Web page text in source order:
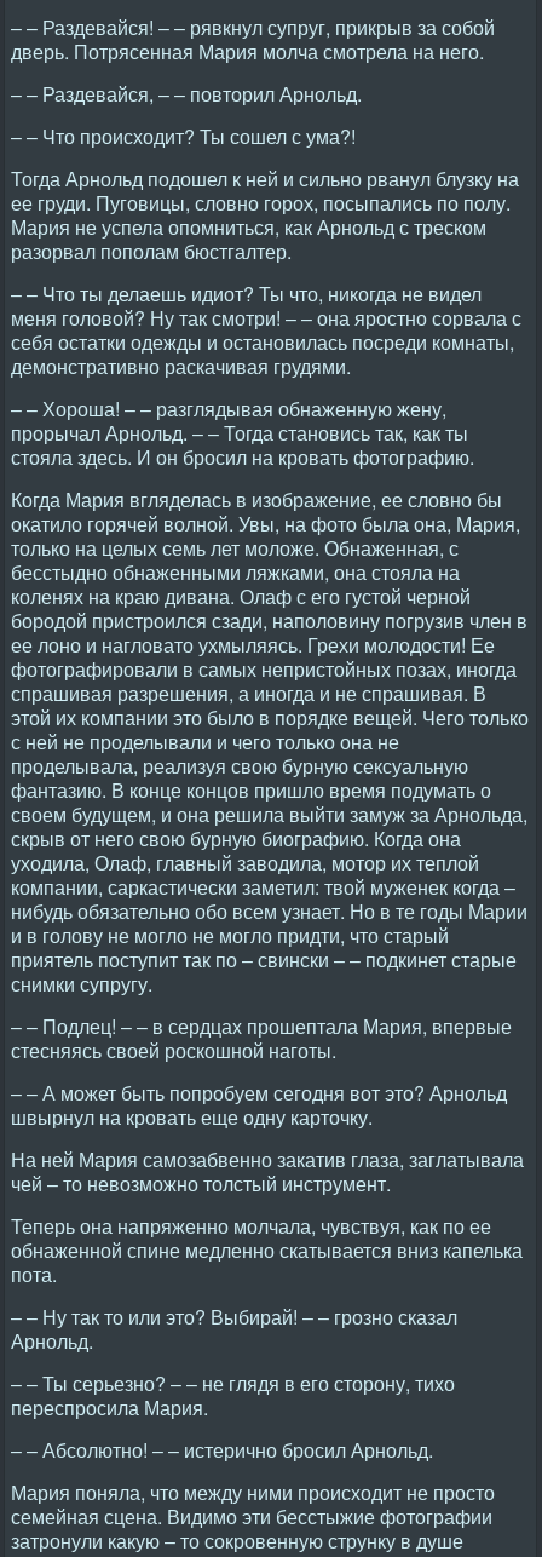
– – Раздевайся! – – рявкнул супруг, прикрыв за собой
дверь. Потрясенная Мария молча смотрела на него.
– – Раздевайся, – – повторил Арнольд.
– – Что происходит? Ты сошел с ума?!
Тогда Арнольд подошел к ней и сильно рванул блузку на
ее груди. Пуговицы, словно горох, посыпались по полу.
Мария не успела опомниться, как Арнольд с треском
разорвал пополам бюстгалтер.
– – Что ты делаешь идиот? Ты что, никогда не видел
меня головой? Ну так смотри! – – она яростно сорвала с
себя остатки одежды и остановилась посреди комнаты,
демонстративно раскачивая грудями.
– – Хороша! – – разглядывая обнаженную жену,
прорычал Арнольд. – – Тогда становись так, как ты
стояла здесь. И он бросил на кровать фотографию.
Когда Мария вгляделась в изображение, ее словно бы
окатило горячей волной. Увы, на фото была она, Мария,
только на целых семь лет моложе. Обнаженная, с
бесстыдно обнаженными ляжками, она стояла на
коленях на краю дивана. Олаф с его густой черной
бородой пристроился сзади, наполовину погрузив член в
ее лоно и нагловато ухмыляясь. Грехи молодости! Ее
фотографировали в самых непристойных позах, иногда
спрашивая разрешения, а иногда и не спрашивая. В
этой их компании это было в порядке вещей. Чего только
с ней не проделывали и чего только она не
проделывала, реализуя свою бурную сексуальную
фантазию. В конце концов пришло время подумать о
своем будущем, и она решила выйти замуж за Арнольда,
скрыв от него свою бурную биографию. Когда она
уходила, Олаф, главный заводила, мотор их теплой
компании, саркастически заметил: твой муженек когда –
нибудь обязательно обо всем узнает. Но в те годы Марии
и в голову не могло не могло придти, что старый
приятель поступит так по – свински – – подкинет старые
снимки супругу.
– – Подлец! – – в сердцах прошептала Мария, впервые
стесняясь своей роскошной наготы.
– – А может быть попробуем сегодня вот это? Арнольд
швырнул на кровать еще одну карточку.
На ней Мария самозабвенно закатив глаза, заглатывала
чей – то невозможно толстый инструмент.
Теперь она напряженно молчала, чувствуя, как по ее
обнаженной спине медленно скатывается вниз капелька
пота.
– – Ну так то или это? Выбирай! – – грозно сказал
Арнольд.
– – Ты серьезно? – – не глядя в его сторону, тихо
переспросила Мария.
– – Абсолютно! – – истерично бросил Арнольд.
Мария поняла, что между ними происходит не просто
семейная сцена. Видимо эти бесстыжие фотографии
затронули какую – то сокровенную струнку в душе